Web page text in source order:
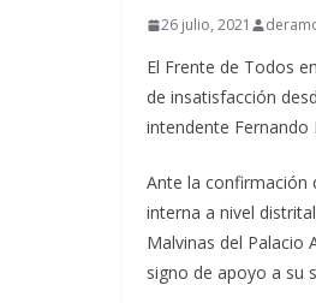
26 julio, 2021
El Frente de Todos
de insatisfacción
intendente Fernando
Ante la confirmación
interna a nivel
Malvinas del Palacio
signo de apoyo a su